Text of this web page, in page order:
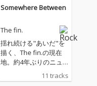
Somewhere Between
The fin.
揺れ続ける"あいだ"を
描く、The fin.の現在
地。約4年ぶりのニュ
ーアルバム『Somewh
ere Between』。 本作
11 tracks